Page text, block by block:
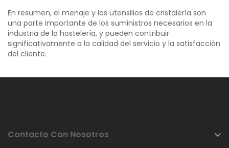
En resumen, el menaje y los utensilios de cristalería son
una parte importante de los suministros necesarios en la
industria de la hostelería, y pueden contribuir
significativamente a la calidad del servicio y la satisfacción
del cliente.
Contacto Con Nosotros 